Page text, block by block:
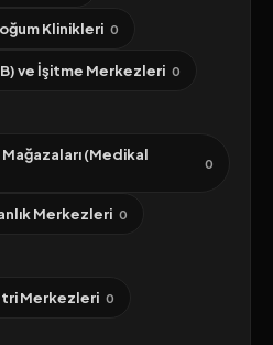
Klinikleri 0
ve İşitme Merkezleri 0
(Medikal
0
Merkezleri 0
Merkezleri 0